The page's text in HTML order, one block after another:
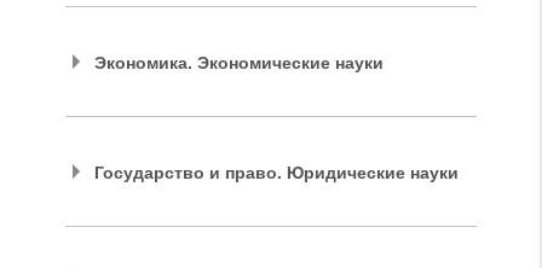
Экономика. Экономические науки
Государство и право. Юридические науки